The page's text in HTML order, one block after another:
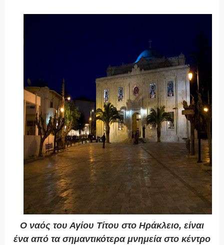
Ο ναός του Αγίου Τίτου στο Ηράκλειο, είναι
ένα από τα σημαντικότερα μνημεία στο κέντρο